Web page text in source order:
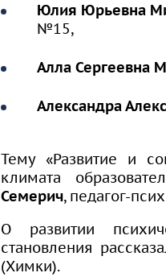
Юлия Юрьевна
№15,
Алла Сергеевна
Александра
Тему «Развитие и
климата
Семерич, педагог-
О развитии
становления
(Химки).